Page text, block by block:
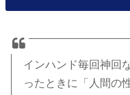
インハンド毎回神回
ったときに「人間の